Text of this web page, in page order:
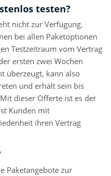
testen?
nicht zur Verfügung.
bei allen Paketoptionen
Testzeitraum vom Vertrag
ersten zwei Wochen
überzeugt, kann also
und erhält sein bis
dieser Offerte ist es der
Kunden mit
ihren Vertrag
Paketangebote zur